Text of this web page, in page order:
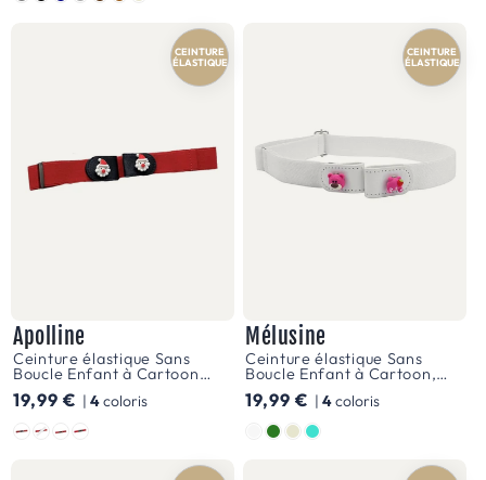
bleu
et
ceinture
reflète
l'énergie
débordante
CEINTURE
ÉLASTIQUE
Apolline
Ceinture élastique Sans
Boucle Enfant à Cartoon
Noël, fille et garçon, modèle
Apolline
Prix
19,99 € | 4coloris
Style
CEINTURE
ÉLASTIQUE
Mélusine
Ceinture élastique Sans
Boucle Enfant à Cartoon,
fille et garçon, modèle
Mélusine
Prix
habituel
19,99 € | 4coloris
Couleur